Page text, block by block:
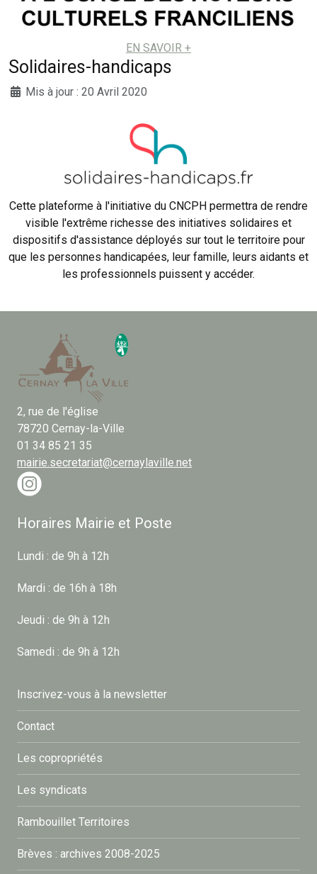
EN SAVOIR +
Solidaires-handicaps
Mis à jour : 20 Avril 2020
Cette plateforme à l'initiative du CNCPH permettra de rendre
visible l'extrême richesse des initiatives solidaires et
dispositifs d'assistance déployés sur tout le territoire pour
que les personnes handicapées, leur famille, leurs aidants et
les professionnels puissent y accéder.
2, rue de l'église
78720 Cernay-la-Ville
01 34 85 21 35
mairie.secretariat@cernaylaville.net
Horaires Mairie et Poste
Lundi : de 9h à 12h
Mardi : de 16h à 18h
Jeudi : de 9h à 12h
Samedi : de 9h à 12h
Inscrivez-vous à la newsletter
Contact
Les copropriétés
Les syndicats
Rambouillet Territoires
Brèves : archives 2008-2025